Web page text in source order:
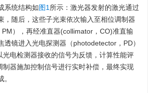
系统结构如图1 所示：激光器发射的激光通过
，随后，这些子光束依次输入至相位调制器
PM），再经准直器(collimator，CO)准直输
透镜进入光电探测器（photodetector，PD）
光电检测器接收的信号为反馈，计算性能评
制器施加控制信号进行实时补偿，最终实现